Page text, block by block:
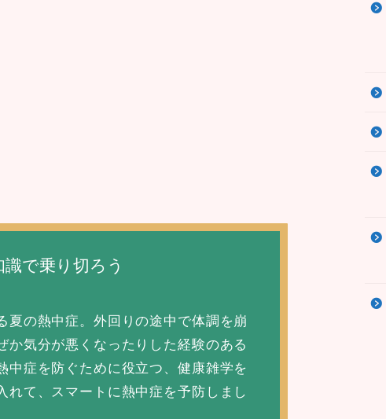
で乗り切ろう
の熱中症。 外回りの途中で体調を崩
か気分が悪くなったりした経験のある
中症を防ぐために役立つ、健康雑学を
れて、スマートに熱中症を予防しまし